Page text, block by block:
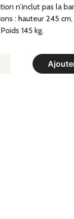
n’inclut pas la
: hauteur 245
145 kg.